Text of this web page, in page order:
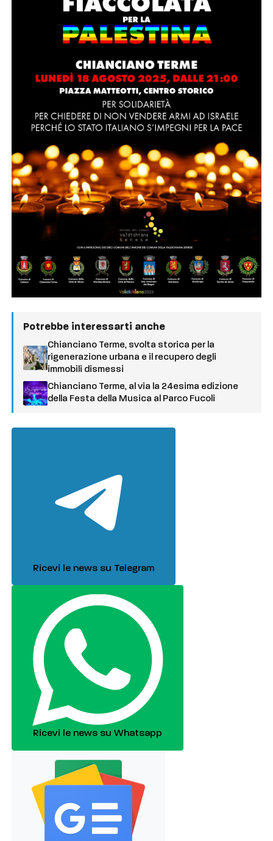
Potrebbe interessarti anche
Chianciano Terme, svolta storica per la
rigenerazione urbana e il recupero degli
immobili dismessi
Chianciano Terme, al via la 24esima edizione
della Festa della Musica al Parco Fucoli
Ricevi le news su Telegram
Ricevi le news su Whatsapp